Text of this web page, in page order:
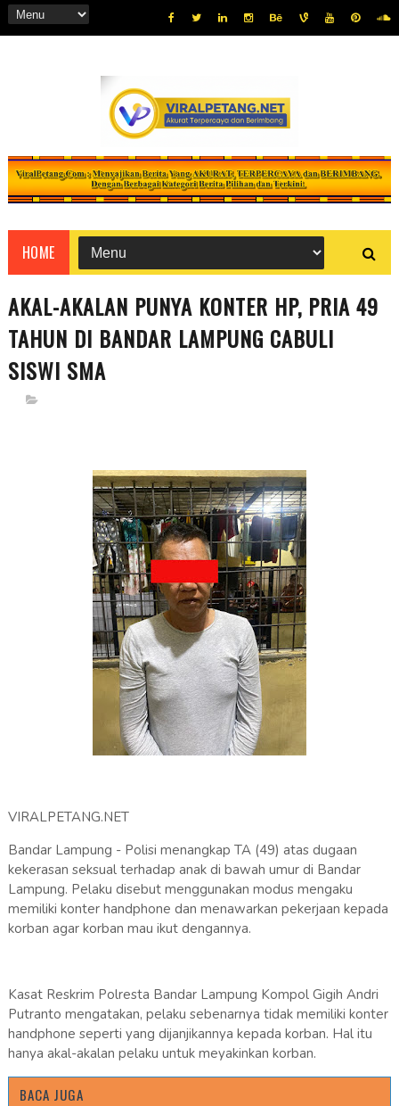
HOME
AKAL-AKALAN PUNYA KONTER HP, PRIA 49
TAHUN DI BANDAR LAMPUNG CABULI
SISWI SMA
VIRALPETANG.NET
Bandar Lampung - Polisi menangkap TA (49) atas dugaan
kekerasan seksual terhadap anak di bawah umur di Bandar
Lampung. Pelaku disebut menggunakan modus mengaku
memiliki konter handphone dan menawarkan pekerjaan kepada
korban agar korban mau ikut dengannya.
Kasat Reskrim Polresta Bandar Lampung Kompol Gigih Andri
Putranto mengatakan, pelaku sebenarnya tidak memiliki konter
handphone seperti yang dijanjikannya kepada korban. Hal itu
hanya akal-akalan pelaku untuk meyakinkan korban.
BACA JUGA